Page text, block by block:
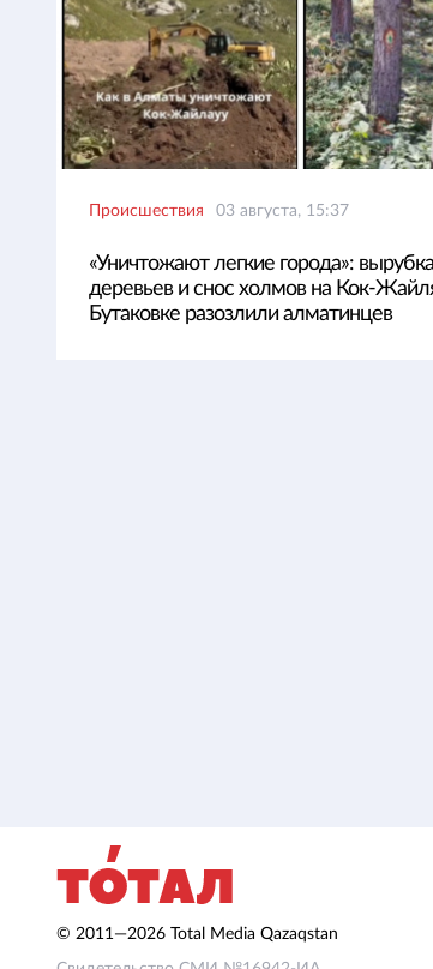
Происшествия 03 августа, 15:37
«Уничтожают легкие города»: вырубка
деревьев и снос холмов на Кок-
Бутаковке разозлили алматинцев
© 2011—2026 Total Media Qazaqstan